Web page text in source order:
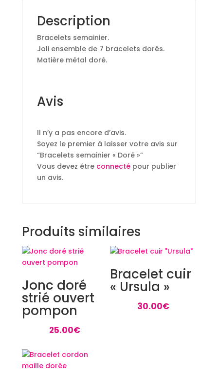
Description
Bracelets semainier.
Joli ensemble de 7 bracelets dorés.
Matière métal doré.
Avis
Il n’y a pas encore d’avis.
Soyez le premier à laisser votre avis sur
“Bracelets semainier « Doré »”
Vous devez être connectépour publier
un avis.
Produits similaires
Jonc doré
strié ouvert
pompon
25.00€
Bracelet cuir
« Ursula »
30.00€